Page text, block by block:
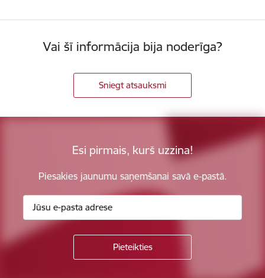
Vai šī informācija bija noderīga?
Sniegt atsauksmi
Esi pirmais, kurš uzzina!
Piesakies jaunumu saņemšanai savā e-pastā.